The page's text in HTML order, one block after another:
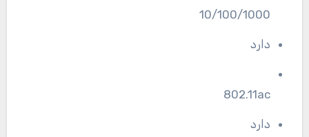
10/100/1000
دارد
802.11ac
دارد